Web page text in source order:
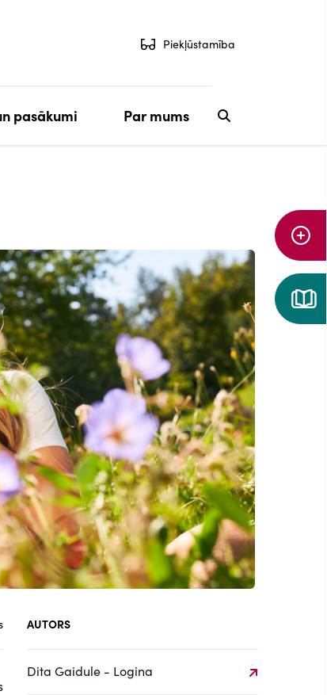
Piekļūstamība
pasākumi Par mums
AUTORS
Dita Gaidule - Logina